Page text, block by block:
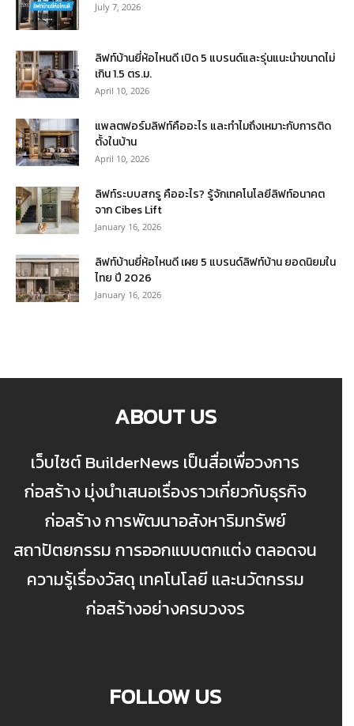
July 7, 2026
ลิฟท์บ้านยี่ห้อไหนดี เปิด 5 แบรนด์และรุ่นแนะนำขนาดไม่
เกิน 1.5 ตร.ม.
April 10, 2026
แพลตฟอร์มลิฟท์คืออะไร และทำไมถึงเหมาะกับการติด
ตั้งในบ้าน
April 10, 2026
ลิฟท์ระบบสกรู คืออะไร? รู้จักเทคโนโลยีลิฟท์อนาคต
จาก Cibes Lift
January 16, 2026
ลิฟท์บ้านยี่ห้อไหนดี เผย 5 แบรนด์ลิฟท์บ้าน ยอดนิยมใน
ไทย ปี 2026
January 16, 2026
ABOUT US
เว็บไซต์ BuilderNews เป็นสื่อเพื่อวงการ
ก่อสร้าง มุ่งนำเสนอเรื่องราวเกี่ยวกับธุรกิจ
ก่อสร้าง การพัฒนาอสังหาริมทรัพย์
สถาปัตยกรรม การออกแบบตกแต่ง ตลอดจน
ความรู้เรื่องวัสดุ เทคโนโลยี และนวัตกรรม
ก่อสร้างอย่างครบวงจร
FOLLOW US